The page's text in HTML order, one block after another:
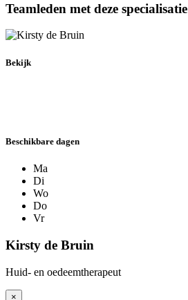
Teamleden met deze specialisatie
Bekijk
Beschikbare dagen
Ma
Di
Wo
Do
Vr
Kirsty de Bruin
Huid- en oedeemtherapeut
×